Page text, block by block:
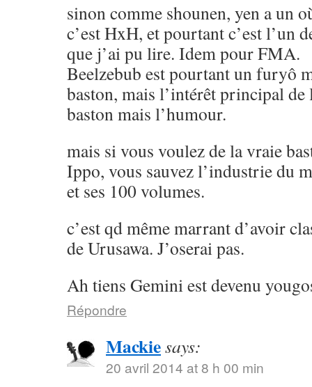
sinon comme shounen, yen a un
c’est HxH, et pourtant c’est l’un
que j’ai pu lire. Idem pour FMA.
Beelzebub est pourtant un furyô
baston, mais l’intérêt principal de
baston mais l’humour.
mais si vous voulez de la vraie
Ippo, vous sauvez l’industrie du
et ses 100 volumes.
c’est qd même marrant d’avoir
de Urusawa. J’oserai pas.
Ah tiens Gemini est devenu
Répondre
Mackiesays:
20 avril 2014 at 8 h 00 min